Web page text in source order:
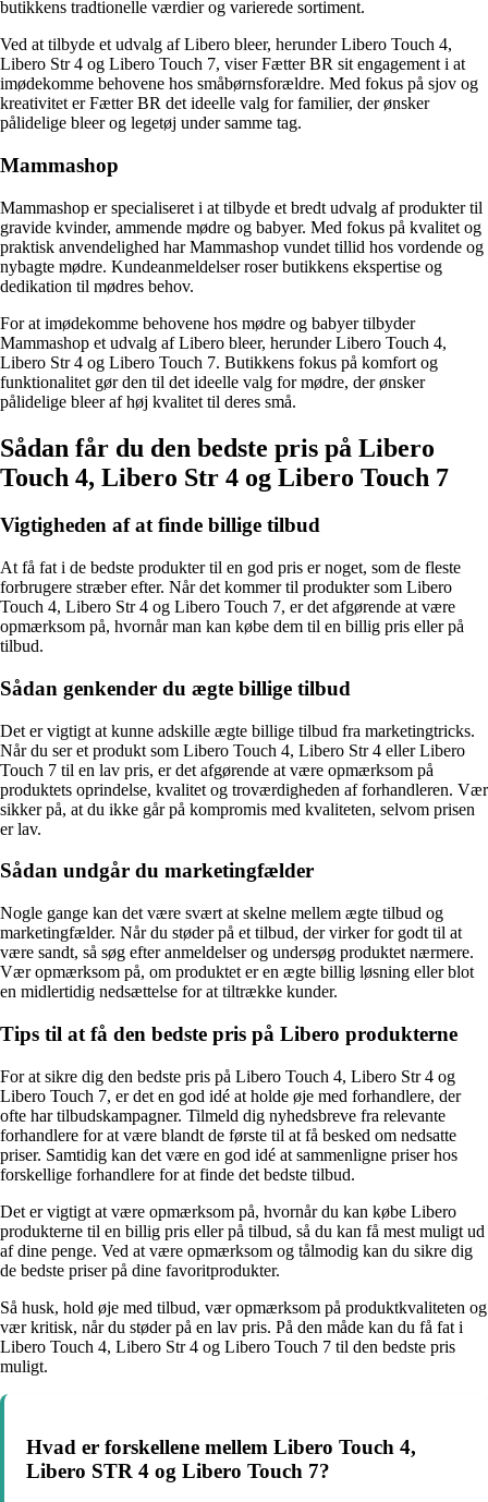
butikkens tradtionelle værdier og varierede sortiment.
Ved at tilbyde et udvalg af Libero bleer, herunder Libero Touch 4,
Libero Str 4 og Libero Touch 7, viser Fætter BR sit engagement i at
imødekomme behovene hos småbørnsforældre. Med fokus på sjov og
kreativitet er Fætter BR det ideelle valg for familier, der ønsker
pålidelige bleer og legetøj under samme tag.
Mammashop
Mammashop er specialiseret i at tilbyde et bredt udvalg af produkter til
gravide kvinder, ammende mødre og babyer. Med fokus på kvalitet og
praktisk anvendelighed har Mammashop vundet tillid hos vordende og
nybagte mødre. Kundeanmeldelser roser butikkens ekspertise og
dedikation til mødres behov.
For at imødekomme behovene hos mødre og babyer tilbyder
Mammashop et udvalg af Libero bleer, herunder Libero Touch 4,
Libero Str 4 og Libero Touch 7. Butikkens fokus på komfort og
funktionalitet gør den til det ideelle valg for mødre, der ønsker
pålidelige bleer af høj kvalitet til deres små.
Sådan får du den bedste pris på Libero
Touch 4, Libero Str 4 og Libero Touch 7
Vigtigheden af at finde billige tilbud
At få fat i de bedste produkter til en god pris er noget, som de fleste
forbrugere stræber efter. Når det kommer til produkter som Libero
Touch 4, Libero Str 4 og Libero Touch 7, er det afgørende at være
opmærksom på, hvornår man kan købe dem til en billig pris eller på
tilbud.
Sådan genkender du ægte billige tilbud
Det er vigtigt at kunne adskille ægte billige tilbud fra marketingtricks.
Når du ser et produkt som Libero Touch 4, Libero Str 4 eller Libero
Touch 7 til en lav pris, er det afgørende at være opmærksom på
produktets oprindelse, kvalitet og troværdigheden af forhandleren. Vær
sikker på, at du ikke går på kompromis med kvaliteten, selvom prisen
er lav.
Sådan undgår du marketingfælder
Nogle gange kan det være svært at skelne mellem ægte tilbud og
marketingfælder. Når du støder på et tilbud, der virker for godt til at
være sandt, så søg efter anmeldelser og undersøg produktet nærmere.
Vær opmærksom på, om produktet er en ægte billig løsning eller blot
en midlertidig nedsættelse for at tiltrække kunder.
Tips til at få den bedste pris på Libero produkterne
For at sikre dig den bedste pris på Libero Touch 4, Libero Str 4 og
Libero Touch 7, er det en god idé at holde øje med forhandlere, der
ofte har tilbudskampagner. Tilmeld dig nyhedsbreve fra relevante
forhandlere for at være blandt de første til at få besked om nedsatte
priser. Samtidig kan det være en god idé at sammenligne priser hos
forskellige forhandlere for at finde det bedste tilbud.
Det er vigtigt at være opmærksom på, hvornår du kan købe Libero
produkterne til en billig pris eller på tilbud, så du kan få mest muligt ud
af dine penge. Ved at være opmærksom og tålmodig kan du sikre dig
de bedste priser på dine favoritprodukter.
Så husk, hold øje med tilbud, vær opmærksom på produktkvaliteten og
vær kritisk, når du støder på en lav pris. På den måde kan du få fat i
Libero Touch 4, Libero Str 4 og Libero Touch 7 til den bedste pris
muligt.
Hvad er forskellene mellem Libero Touch 4,
Libero STR 4 og Libero Touch 7?